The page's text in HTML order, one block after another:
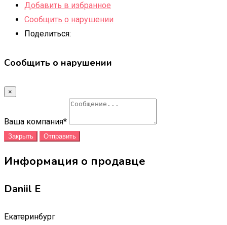
Добавить в избранное
Сообщить о нарушении
Поделиться:
Сообщить о нарушении
×
Ваша компания*
Закрыть Отправить
Информация о продавце
Daniil E
Екатеринбург